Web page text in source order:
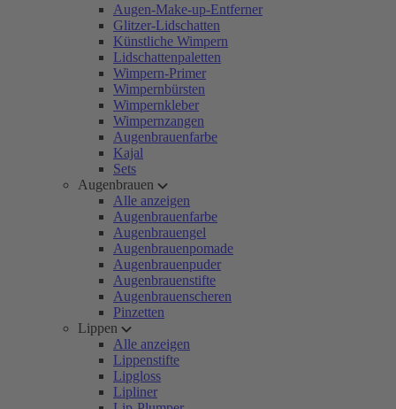
Augen-Make-up-Entferner
Glitzer-Lidschatten
Künstliche Wimpern
Lidschattenpaletten
Wimpern-Primer
Wimpernbürsten
Wimpernkleber
Wimpernzangen
Augenbrauenfarbe
Kajal
Sets
Augenbrauen
Alle anzeigen
Augenbrauenfarbe
Augenbrauengel
Augenbrauenpomade
Augenbrauenpuder
Augenbrauenstifte
Augenbrauenscheren
Pinzetten
Lippen
Alle anzeigen
Lippenstifte
Lipgloss
Lipliner